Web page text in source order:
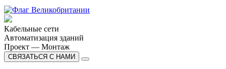
Кабельные сети
Автоматизация зданий
Проект — Монтаж
СВЯЗАТЬСЯ С НАМИ